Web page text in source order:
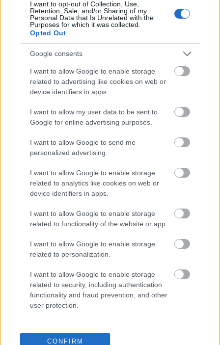
I want to opt-out of Collection, Use,
Retention, Sale, and/or Sharing of my
Personal Data that Is Unrelated with the
Purposes for which it was collected.
Opted Out
Google consents
I want to allow Google to enable storage
related to advertising like cookies on web or
device identifiers in apps.
I want to allow my user data to be sent to
Google for online advertising purposes.
I want to allow Google to send me
personalized advertising.
I want to allow Google to enable storage
related to analytics like cookies on web or
device identifiers in apps.
I want to allow Google to enable storage
related to functionality of the website or app.
I want to allow Google to enable storage
related to personalization.
I want to allow Google to enable storage
related to security, including authentication
functionality and fraud prevention, and other
user protection.
CONFIRM
πληρώσει για να ασελγήσει σε 10χρονο κορίτσι
Πιάστηκε στα πράσα με 106 συσκευασίες χασίς
σε προαύλιο σχολείου στο Μαρούσι
ηλεκτροδότησης και προσέκρουσε σε
πολυκατοικία
οι δυνάμεις, 11 εναέρια στη μάχη της
κατάσβεσης
Σοκ στο μπάσκετ, πέθανε ξαφνικά ο προπονητής
Δημήτρης Καρατσώρης
Πάτρα: Σοκ, πέθανε στο Νοσοκομείο βρέφος
μόλις 8 ημερών
αποφεύγουμε τη θάλασσα», η Μαρίνα Βερνίκου
με λαγοκέφαλο στο χέρι
Καιρός: Έρχονται 39άρια, εξασθενούν οι άνεμοι,
ανεβαίνει η θερμοκρασία
Από το +12 ήττα της Εθνικής στην παράταση
από την Ισπανία
«Ένα αόρατο χέρι δεν θέλει τη διαλεύκανση»,
Πάγου για τις υποκλοπές